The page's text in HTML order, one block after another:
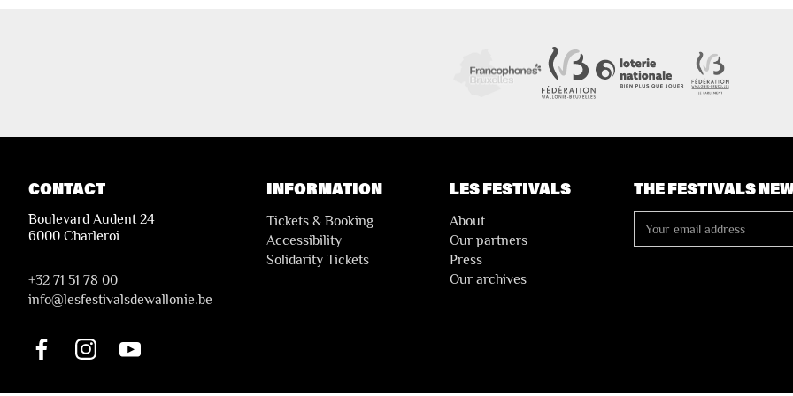
CONTACT
Boulevard Audent 24
6000 Charleroi
+32 71 51 78 00
info@lesfestivalsdewallonie.be
INFORMATION
Tickets & Booking
Accessibility
Solidarity Tickets
LES FESTIVALS
About
Our partners
Press
Our archives
THE FESTIVALS